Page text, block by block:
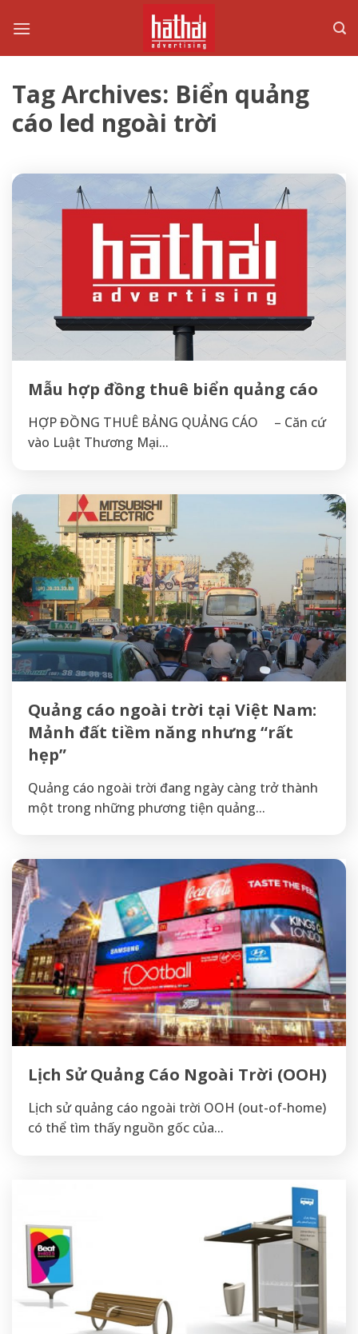
Tag Archives: Biển quảng
cáo led ngoài trời
Mẫu hợp đồng thuê biển quảng cáo
HỢP ĐỒNG THUÊ BẢNG QUẢNG CÁO – Căn cứ
vào Luật Thương Mại...
Quảng cáo ngoài trời tại Việt Nam:
Mảnh đất tiềm năng nhưng “rất
hẹp”
Quảng cáo ngoài trời đang ngày càng trở thành
một trong những phương tiện quảng...
Lịch Sử Quảng Cáo Ngoài Trời (OOH)
Lịch sử quảng cáo ngoài trời OOH (out-of-home)
có thể tìm thấy nguồn gốc của...